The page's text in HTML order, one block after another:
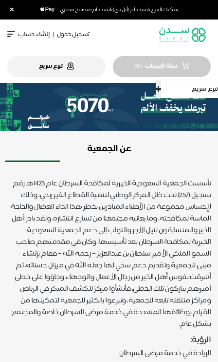
يمكنك التبرع باستخدام (أبل باي) باستخدام متصفح سفاري ×
تبرع سريع
تسجيل دخول | إنشاء حساب
سلة التبرعات (
0
) تبرع سريع
عن الجمعية
تأسست الجمعية السعودية الخيرية لمكافحة السرطان عام 1425هـ رقم
تسجيل (257) تحت ظل المركز الوطني لتنمية القطاع الغير ربحي، وذلك
لإحساس مجموعة من الأطباء المبادرين بخطر هذا الداء العضال والحاجة
الماسة لمكافحته، وما يعانيه مجتمعنا من تسارع انتشاره. ولقد بادر أهل
الخير والمتسابقون لنيل الأجر والثواب إلى دعم الجمعية السعودية
الخيرية لمكافحة السرطان بعد تأسيسها، وكان في مقدمتهم صاحب
السمو الملكي الأمير سلطان بن عبدالعزيز – رحمه الله – فقام بإنشاء
مبنى للجمعية وتقديم دعم سخي لها جعله الله في ميزان حسناته، ثم
أشرقت نفوس أهل الخير من رجال الأعمال والوجهاء وجاؤوا على خطى
أميرهم يباركون تلك الخطى، فأنشأوا مركز للكشف المبكر في الرياض
ومراكز منتقلة تابعة للجمعية، وتبرعوا بالكثير للجمعية لتمكينها من
القيام بوظائفها المتعددة في خدمة مرضى السرطان خاصة والمجتمع
بشكل عام.
الرؤية:
الريادة في خدمة مرضى السرطان